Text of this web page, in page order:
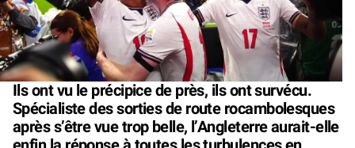
Ils ont vu le précipice de près, ils ont survécu.
Spécialiste des sorties de route rocambolesques
après s’être vue trop belle, l’Angleterre aurait-elle